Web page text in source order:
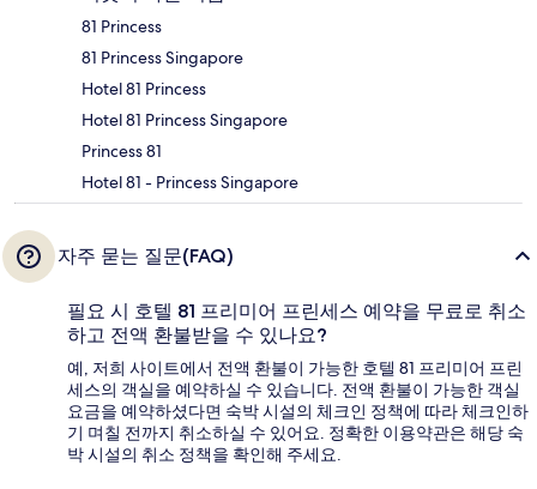
81 Princess
81 Princess Singapore
Hotel 81 Princess
Hotel 81 Princess Singapore
Princess 81
Hotel 81 - Princess Singapore
자주 묻는 질문(FAQ)
필요 시 호텔 81 프리미어 프린세스 예약을 무료로 취소
하고 전액 환불받을 수 있나요?
예, 저희 사이트에서 전액 환불이 가능한 호텔 81 프리미어 프린
세스의 객실을 예약하실 수 있습니다. 전액 환불이 가능한 객실
요금을 예약하셨다면 숙박 시설의 체크인 정책에 따라 체크인하
기 며칠 전까지 취소하실 수 있어요. 정확한 이용약관은 해당 숙
박 시설의 취소 정책을 확인해 주세요.